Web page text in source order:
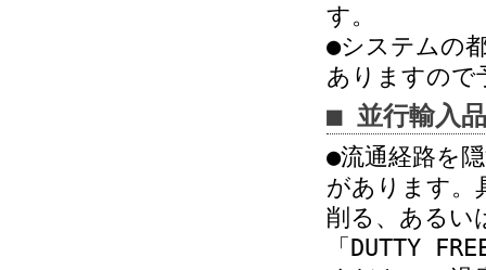
す。
●システムの
ありますので
■ 並行輸入
●流通経路を
があります。
削る、あるい
「DUTTY